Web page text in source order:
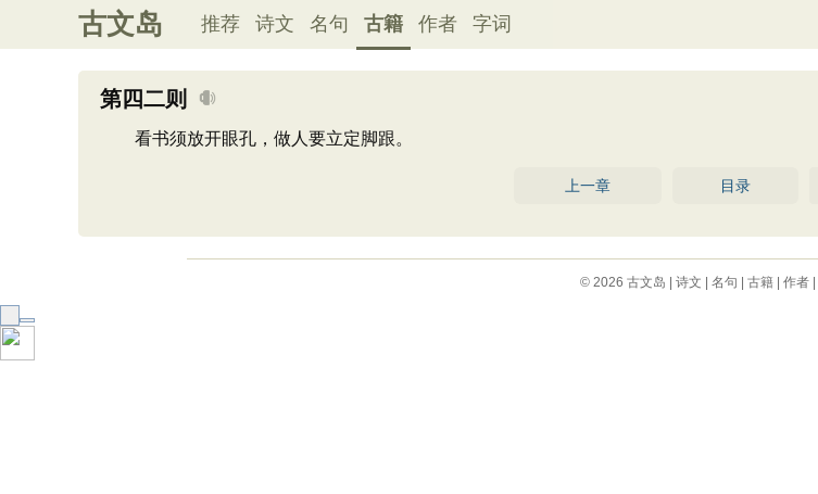
古文岛 推荐 诗文 名句 古籍 作者 字词
第四二则
看书须放开眼孔，做人要立定脚跟。
上一章 目录
© 2026 古文岛 诗文 名句 古籍| 作者|